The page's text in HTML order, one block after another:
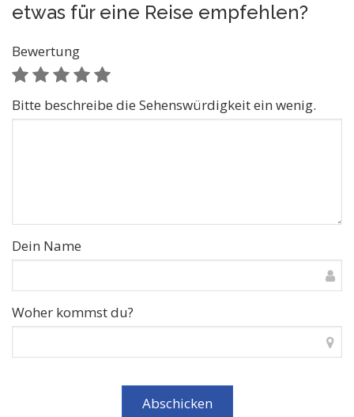
etwas für eine Reise empfehlen?
Bewertung
Bitte beschreibe die Sehenswürdigkeit ein wenig.
Dein Name
Woher kommst du?